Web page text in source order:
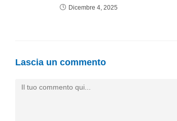
Dicembre 4, 2025
Lascia un commento